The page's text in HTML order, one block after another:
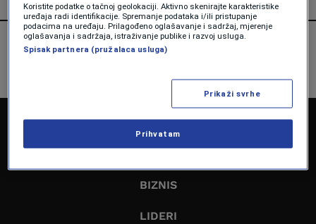
NASLOVNA
BIZNIS
LIDERI
Koristite podatke o tačnoj geolokaciji. Aktivno skenirajte karakteristike
uređaja radi identifikacije. Spremanje podataka i/ili pristupanje
podacima na uređaju. Prilagođeno oglašavanje i sadržaj, mjerenje
oglašavanja i sadržaja, istraživanje publike i razvoj usluga.
Spisak partnera (pružalaca usluga)
Prikaži svrhe
Prihvatam